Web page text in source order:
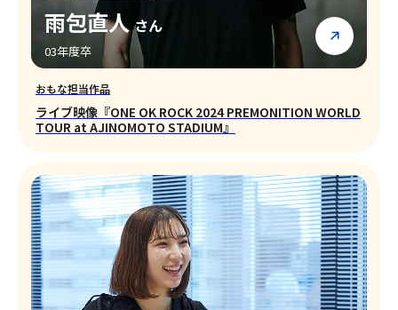
雨包直人さん
03年度卒
おもな担当作品
ライブ映像『ONE OK ROCK 2024 PREMONITION WORLD
TOUR at AJINOMOTO STADIUM』